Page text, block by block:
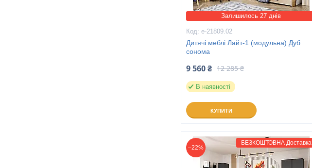
Залишилось 27 днів
е-21809.02
Дитячі меблі Лайт-1 (модульна) Дуб
сонома
9 560 ₴ 12 285 ₴
В наявності
КУПИТИ
БЕЗКОШТОВНА Доставка
–22%